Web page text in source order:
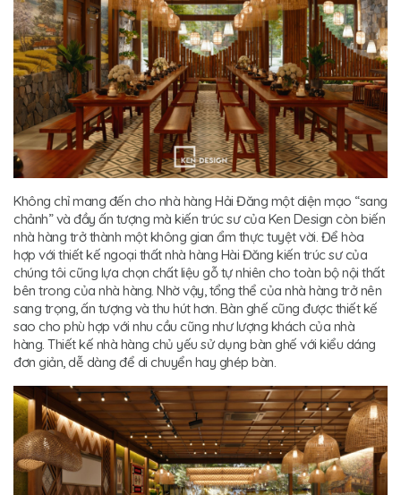
Không chỉ mang đến cho nhà hàng Hải Đăng một diện mạo “sang
chảnh” và đầy ấn tượng mà kiến trúc sư của Ken Design còn biến
nhà hàng trở thành một không gian ẩm thực tuyệt vời. Để hòa
hợp với thiết kế ngoại thất nhà hàng Hài Đăng kiến trúc sư của
chúng tôi cũng lựa chọn chất liệu gỗ tự nhiên cho toàn bộ nội thất
bên trong của nhà hàng. Nhờ vậy, tổng thể của nhà hàng trở nên
sang trọng, ấn tượng và thu hút hơn. Bàn ghế cũng được thiết kế
sao cho phù hợp với nhu cầu cũng như lượng khách của nhà
hàng. Thiết kế nhà hàng chủ yếu sử dụng bàn ghế với kiểu dáng
đơn giản, dễ dàng để di chuyển hay ghép bàn.